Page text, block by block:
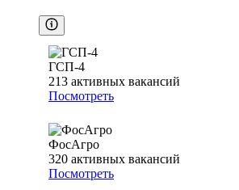
ГСП-4
213 активных вакансий
Посмотреть
ФосАгро
320 активных вакансий
Посмотреть